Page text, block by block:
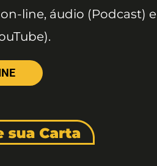
line, áudio (Podcast) e